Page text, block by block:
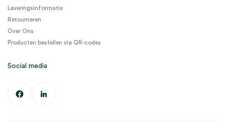
Leveringsinformatie
Retourneren
Over Ons
Producten bestellen via QR-codes
Social media